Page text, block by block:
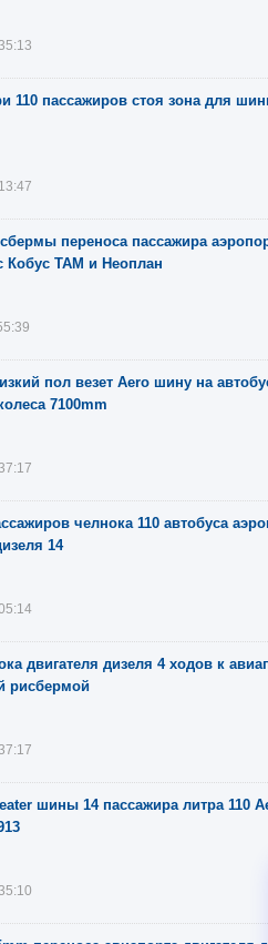
110 пассажиров стоя зона для
переноса пассажира
Кобус ТАМ и Неоплан
пол везет Aero шину на
7100mm
челнока 110 автобуса
14
двигателя дизеля 4 ходов к
рисбермой
шины 14 пассажира литра 110